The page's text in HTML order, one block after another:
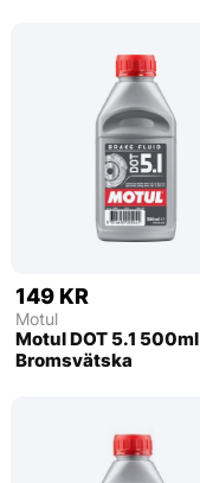
149 KR
Motul
Motul DOT 5.1 500ml
Bromsvätska